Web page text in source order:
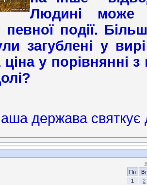
Людині може
певної події.
загублені у
ціна у
держава
«
Пн
Вт
1
2